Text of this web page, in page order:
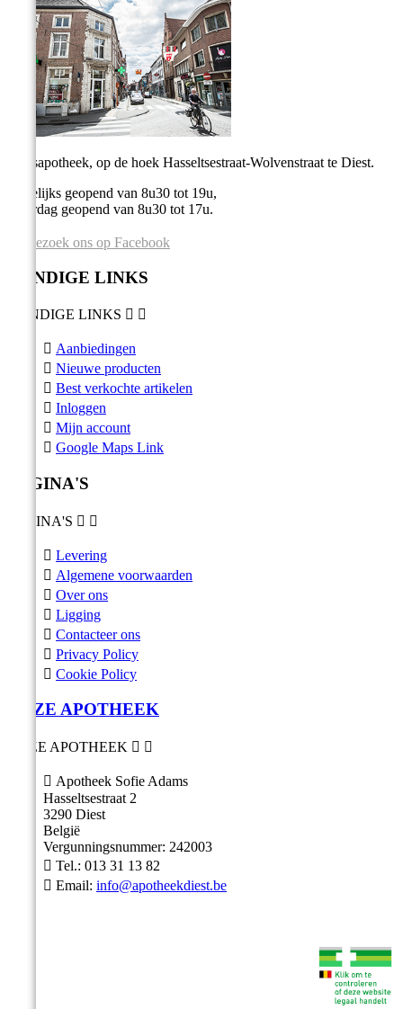
Stadsapotheek, op de hoek Hasseltsestraat-Wolvenstraat te Diest.
Dagelijks geopend van 8u30 tot 19u,
Zaterdag geopend van 8u30 tot 17u.
Bezoek ons op Facebook
HANDIGE LINKS
HANDIGE LINKS  
 Aanbiedingen
 Nieuwe producten
 Best verkochte artikelen
 Inloggen
 Mijn account
 Google Maps Link
PAGINA'S
PAGINA'S  
 Levering
 Algemene voorwaarden
 Over ons
 Ligging
 Contacteer ons
 Privacy Policy
 Cookie Policy
ONZE APOTHEEK
ONZE APOTHEEK  
 Apotheek Sofie Adams
Hasseltsestraat 2
3290 Diest
België
Vergunningsnummer: 242003
 Tel.: 013 31 13 82
 Email: info@apotheekdiest.be